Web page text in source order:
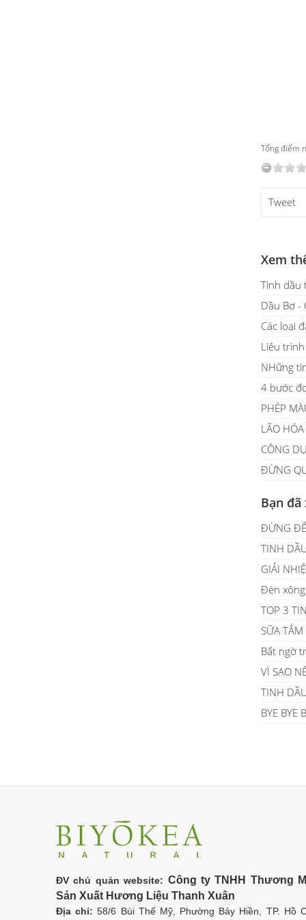
Tổng điểm
Tweet
Xem
Tinh dầu
Dầu Bơ -
Các loại
Liệu
NHững
4 bước
PHÉP
LÃO
CÔNG
ĐỪNG
Bạn đã
ĐỪNG
TINH
GIẢI
Đèn
TOP 3
SỮA
Bất ngờ
VÌ SAO
TINH
BYE BYE
ĐV chủ quản website: Công ty TNHH Thương
Sản Xuất Hương Liệu Thanh Xuân
Địa chỉ:58/6 Bùi Thế Mỹ, Phường Bảy Hiền, TP. Hồ